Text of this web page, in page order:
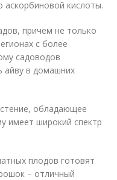
аскорбиновой кислоты.
причем не только
с более
садоводов
айву в домашних
обладающее
имеет широкий спектр
плодов готовят
– отличный